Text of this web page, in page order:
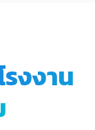
งงาน